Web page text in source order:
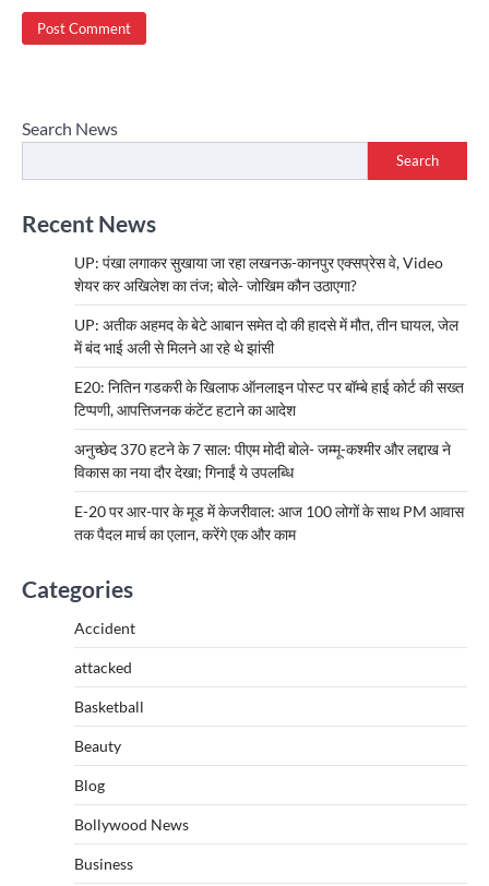
Search News
Search
Recent News
UP: पंखा लगाकर सुखाया जा रहा लखनऊ-कानपुर एक्सप्रेस वे, Video
शेयर कर अखिलेश का तंज; बोले- जोखिम कौन उठाएगा?
UP: अतीक अहमद के बेटे आबान समेत दो की हादसे में मौत, तीन घायल, जेल
में बंद भाई अली से मिलने आ रहे थे झांसी
E20: नितिन गडकरी के खिलाफ ऑनलाइन पोस्ट पर बॉम्बे हाई कोर्ट की सख्त
टिप्पणी, आपत्तिजनक कंटेंट हटाने का आदेश
अनुच्छेद 370 हटने के 7 साल: पीएम मोदी बोले- जम्मू-कश्मीर और लद्दाख ने
विकास का नया दौर देखा; गिनाईं ये उपलब्धि
E-20 पर आर-पार के मूड में केजरीवाल: आज 100 लोगों के साथ PM आवास
तक पैदल मार्च का एलान, करेंगे एक और काम
Categories
Accident
attacked
Basketball
Beauty
Blog
Bollywood News
Business